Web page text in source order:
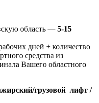
область — 5-15
дней + количество
средства из
Вашего областного
грузовой лифт /